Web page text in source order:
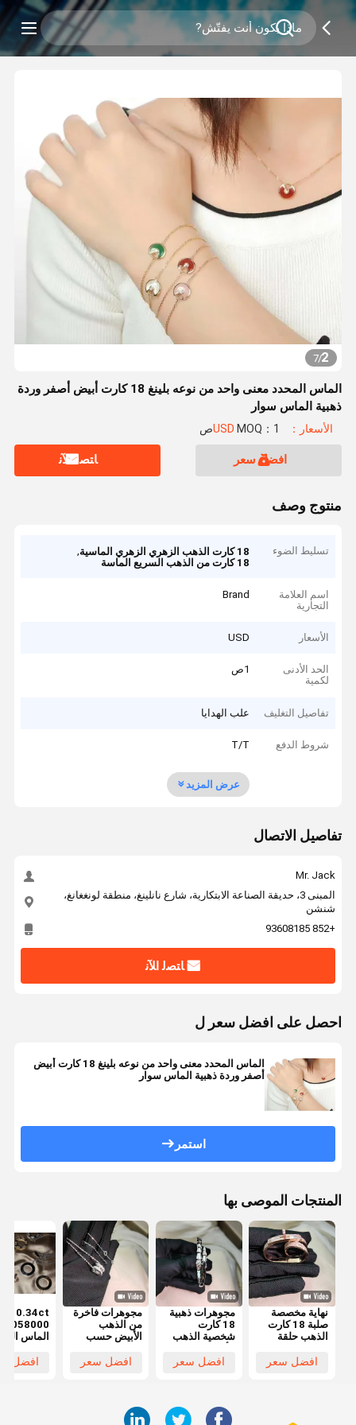
2
/
7
الماس المحدد معنى واحد من نوعه بلينغ 18 كارت أبيض أصفر وردة
ذهبية الماس سوار
الأسعار：USD MOQ：1ص
افضل سعر ﺎﺘﺼﻟ ﺍﻶﻧ
منتوج وصف
تسليط الضوء 18 كارت الذهب الزهري الزهري الماسية
,
18 كارت من الذهب السريع الماسة
اسم العلامة
التجارية
Brand
الأسعار USD
الحد الأدنى
لكمية
1ص
تفاصيل التغليف علب الهدايا
شروط الدفع T/T
عرض المزيد
تفاصيل الاتصال
Mr. Jack
المبنى 3، حديقة الصناعة الابتكارية، شارع نانلينغ، منطقة لونغغانغ،
شنشن
+852 93608185
ﺎﺘﺼﻟ ﺍﻶﻧ
احصل على افضل سعر ل
الماس المحدد معنى واحد من نوعه بلينغ 18 كارت أبيض
أصفر وردة ذهبية الماس سوار
استمر
المنتجات الموصى بها
نهاية مخصصة
صلبة 18 كارت
الذهب حلقة
الماس الحقيقي
افضل سعر
مجوهرات ذهبية
18 كارت
شخصية الذهب
لجمال طويل
افضل سعر
مجوهرات فاخرة
من الذهب
الأبيض حسب
ومصنوعة
خصيصًا وفاخرة
افضل سعر
0.34ct
الماس
الأبيض
افضل